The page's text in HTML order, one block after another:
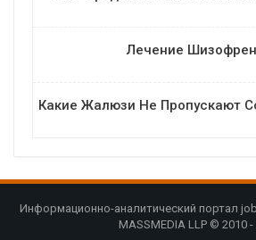
Лечение
Какие Жалюзи Не Пропускают
Информационно-аналитический портал
MASSMEDIA LLP © 2010 -